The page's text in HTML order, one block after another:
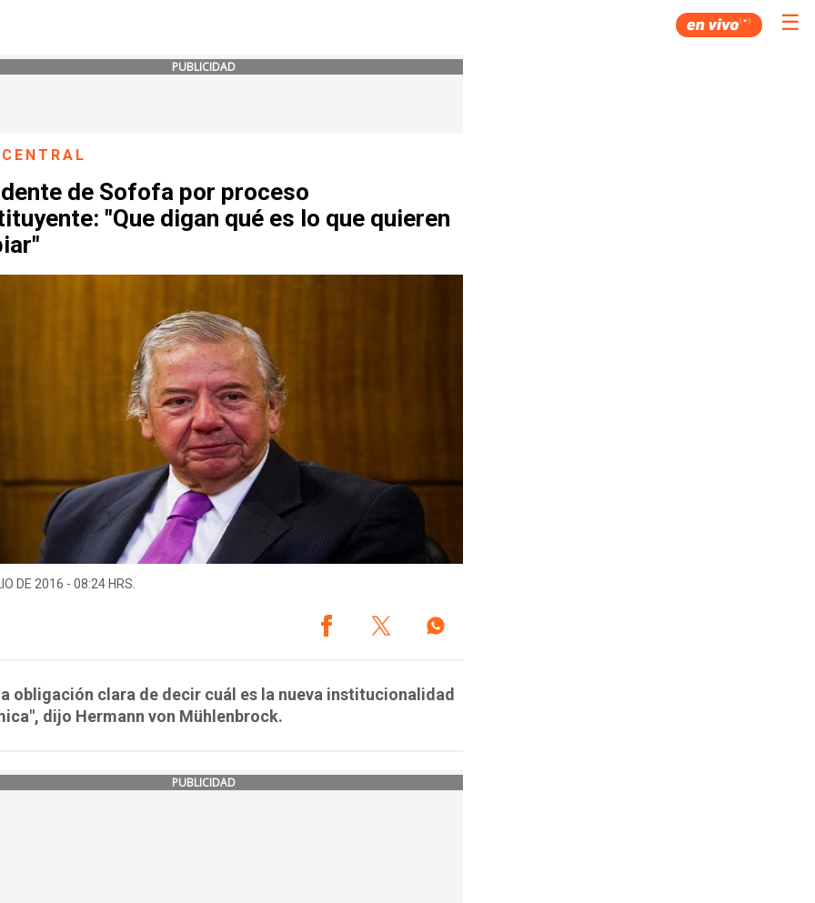
☰
PUBLICIDAD
de Sofofa por proceso
"Que digan qué es lo que quieren
DE 2016 - 08:24 HRS.
obligación clara de decir cuál es la nueva institucionalidad
dijo Hermann von Mühlenbrock.
PUBLICIDAD